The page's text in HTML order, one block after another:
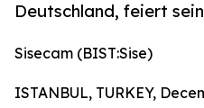
Deutschland, feiert
Sisecam (BIST:Sise)
ISTANBUL, TURKEY,